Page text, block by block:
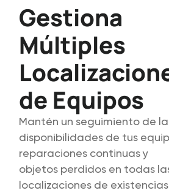
Gestiona
Múltiples
de Equipos
Mantén un seguimiento de
disponibilidades de tus
reparaciones continuas y
objetos perdidos en todas
localizaciones de